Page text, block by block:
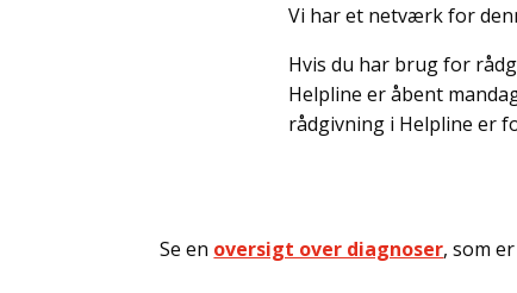
Vi har et netværk for
Hvis du har brug for
Helpline er åbent
rådgivning i Helpline er
Se en oversigt over diagnoser, som